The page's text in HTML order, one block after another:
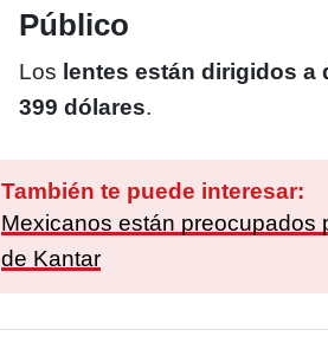
Público
Los lentes están dirigidos a
399 dólares.
También te puede interesar:
Mexicanos están preocupados
de Kantar